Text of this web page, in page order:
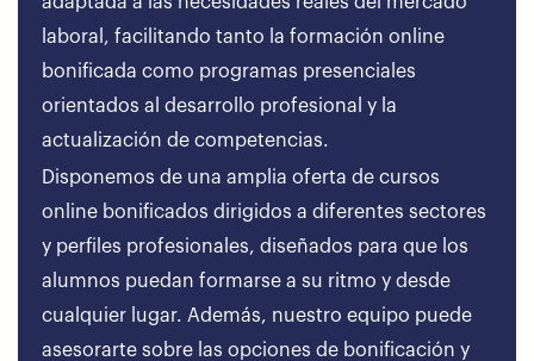
laboral, facilitando tanto la formación online
bonificada como programas presenciales
orientados al desarrollo profesional y la
actualización de competencias.
Disponemos de una amplia oferta de cursos
online bonificados dirigidos a diferentes sectores
y perfiles profesionales, diseñados para que los
alumnos puedan formarse a su ritmo y desde
cualquier lugar. Además, nuestro equipo puede
asesorarte sobre las opciones de bonificación y